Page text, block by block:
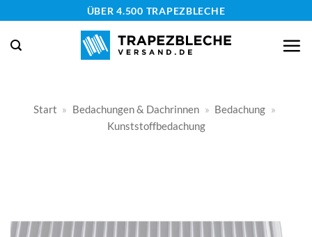
springen
ÜBER 4.500 TRAPEZBLECHE
Start » Bedachungen & Dachrinnen » Bedachung »
Kunststoffbedachung